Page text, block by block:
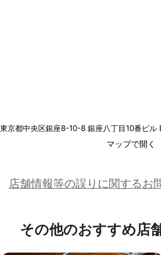
東京都中央区銀座8-10-8 銀座八丁目10番ビル
マップで開く
店舗情報等の誤りに関するお
その他のおすすめ店